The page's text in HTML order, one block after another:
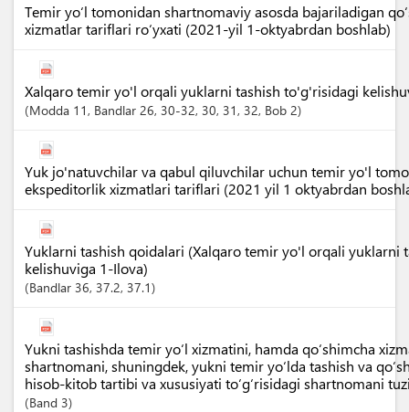
Temir yo‘l tomonidan shartnomaviy asosda bajariladigan
xizmatlar tariflari ro‘yxati (2021-yil 1-oktyabrdan boshlab)
Xalqaro temir yo'l orqali yuklarni tashish to'g'risidagi
Modda 11 , Bandlar 26, 30-32, 30, 31 , 32, Bob 2
Yuk jo'natuvchilar va qabul qiluvchilar uchun temir yo'l
ekspeditorlik xizmatlari tariflari (2021 yil 1 oktyabrdan
Yuklarni tashish qoidalari (Xalqaro temir yo'l orqali yuklarni
kelishuviga 1-Ilova)
Bandlar 36, 37.2, 37.1
Yukni tashishda temir yo‘l xizmatini, hamda qo‘shimcha
shartnomani, shuningdek, yukni temir yo‘lda tashish va
hisob-kitob tartibi va xususiyati to‘g‘risidagi shartnomani
Band 3